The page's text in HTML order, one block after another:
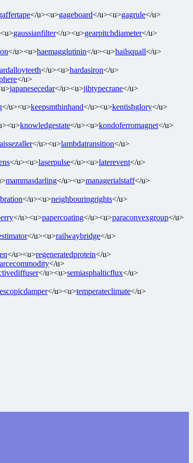
</u><u>gageboard</u><u>gagrule</u>
gaussianfilter</u><u>gearpitchdiameter</u>
</u><u>haemagglutinin</u><u>hailsquall</u>
</u><u>hardasiron</u>
</u>
japanesecedar</u><u>jibtypecrane</u>
</u><u>keepsmthinhand</u><u>kentishglory</u>
knowledgestate</u><u>kondoferromagnet</u>
</u><u>lambdatransition</u>
</u><u>laserpulse</u><u>laterevent</u>
mammasdarling</u><u>managerialstaff</u>
</u><u>neighbouringrights</u>
</u><u>papercoating</u><u>paraconvexgroup</u>
</u><u>railwaybridge</u>
</u><u>regeneratedprotein</u>
</u>
</u><u>semiasphalticflux</u>
</u><u>temperateclimate</u>